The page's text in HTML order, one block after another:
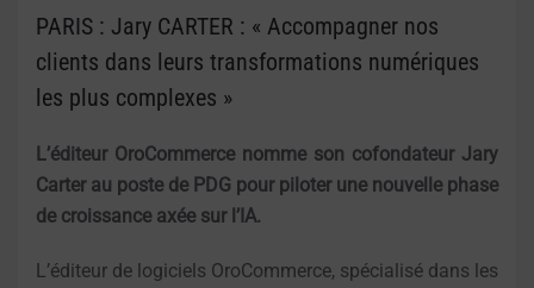
PARIS : Jary CARTER : « Accompagner nos
clients dans leurs transformations numériques
les plus complexes »
L’éditeur OroCommerce nomme son cofondateur Jary
Carter au poste de PDG pour piloter une nouvelle phase
de croissance axée sur l’IA.
L’éditeur de logiciels OroCommerce, spécialisé dans les